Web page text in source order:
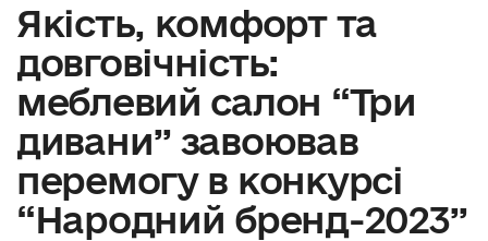
Якість, комфорт та
довговічність:
меблевий салон “Три
дивани” завоював
перемогу в конкурсі
“Народний бренд-2023”